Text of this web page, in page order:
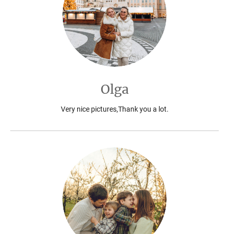
Olga
Very nice pictures,Thank you a lot.